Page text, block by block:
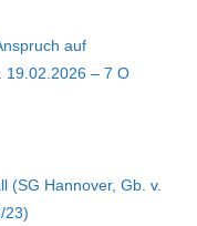
auf
19.02.2026 – 7 O
(SG Hannover, Gb. v.
23)